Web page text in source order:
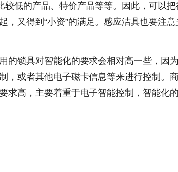
较低的产品、特价产品等等。因此，可以把
，又得到“小资”的满足。感应洁具也要注意
的锁具对智能化的要求会相对高一些，因
，或者其他电子磁卡信息等来进行控制。
求高，主要着重于电子智能控制，智能化